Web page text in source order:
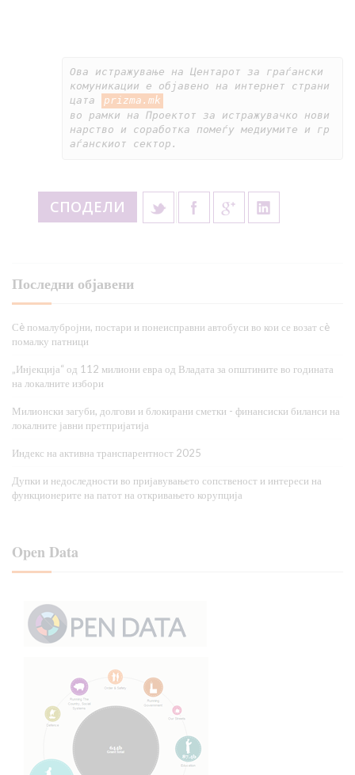
Ова истражување на Центарот за граѓански
комуникации е објавено на интернет страни
цата
prizma.mk
во рамки на Проектот за истражувачко нови
нарство и соработка помеѓу медиумите и гр
аѓанскиот сектор.
СПОДЕЛИ
Последни објавени
Сè помалубројни, постари и понеисправни автобуси во кои се возат сè
помалку патници
„Инјекција“ од 112 милиони евра од Владата за општините во годината
на локалните избори
Милионски загуби, долгови и блокирани сметки - финансиски биланси на
локалните јавни претпријатија
Индекс на активна транспарентност 2025
Дупки и недоследности во пријавувањето сопственост и интереси на
функционерите на патот на откривањето корупција
Open Data